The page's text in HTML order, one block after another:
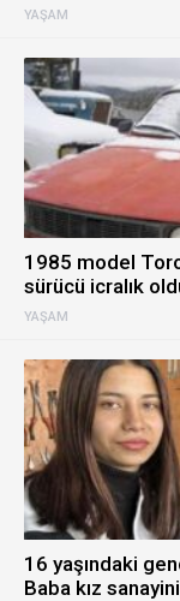
YAŞAM
YAŞAM
1985 model
sürücü icralık
16 yaşındaki
Baba kız